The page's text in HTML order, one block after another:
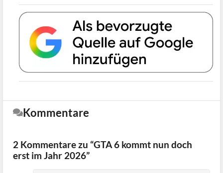
Kommentare
2 Kommentare zu “GTA 6 kommt nun doch
erst im Jahr 2026”